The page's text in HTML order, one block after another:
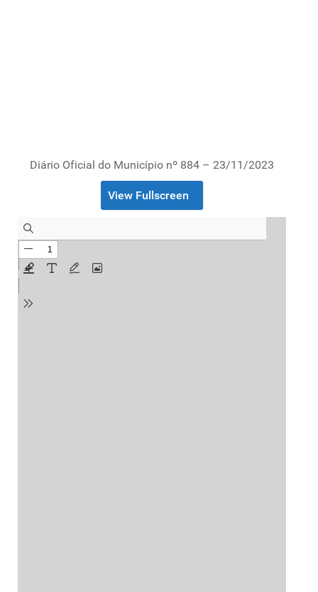
Diário Oficial do Município nº 884 – 23/11/2023
View Fullscreen